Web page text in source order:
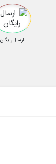
ارسال رایگان